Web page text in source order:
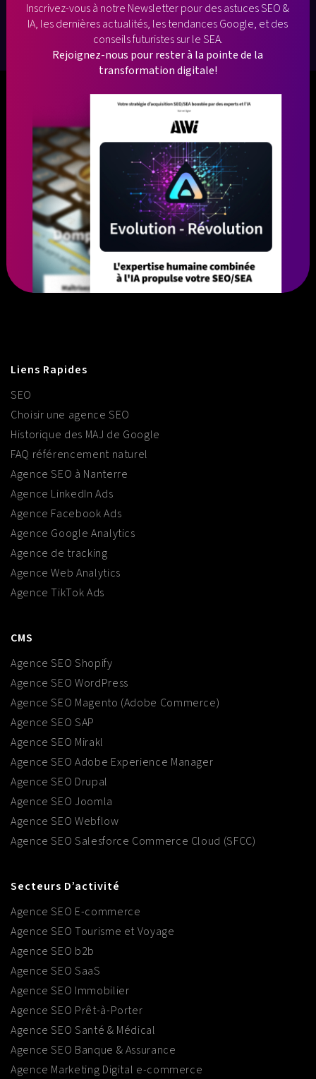
Inscrivez-vous à notre Newsletter pour des astuces SEO &
IA, les dernièresactualités, les tendances Google, et des
conseils futuristes sur le SEA.
Rejoignez-nous pour rester à la pointe de la
transformation digitale!
Liens Rapides
SEO
Choisir une agence SEO
Historique des MAJ de Google
FAQ référencement naturel
Agence SEO à Nanterre
Agence LinkedIn Ads
Agence Facebook Ads
Agence Google Analytics
Agence de tracking
Agence Web Analytics
Agence TikTok Ads
CMS
Agence SEO Shopify
Agence SEO WordPress
Agence SEO Magento (Adobe Commerce)
Agence SEO SAP
Agence SEO Mirakl
Agence SEO Adobe Experience Manager
Agence SEO Drupal
Agence SEO Joomla
Agence SEO Webflow
Agence SEO Salesforce Commerce Cloud (SFCC)
Secteurs D’activité
Agence SEO E-commerce
Agence SEO Tourisme et Voyage
Agence SEO b2b
Agence SEO SaaS
Agence SEO Immobilier
Agence SEO Prêt-à-Porter
Agence SEO Santé & Médical
Agence SEO Banque & Assurance
Agence Marketing Digital e-commerce